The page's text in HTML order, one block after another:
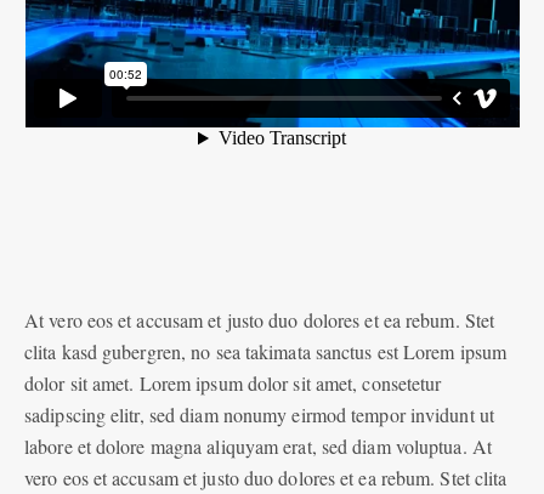
At vero eos et accusam et justo duo dolores et ea rebum. Stet
clita kasd gubergren, no sea takimata sanctus est Lorem ipsum
dolor sit amet. Lorem ipsum dolor sit amet, consetetur
sadipscing elitr, sed diam nonumy eirmod tempor invidunt ut
labore et dolore magna aliquyam erat, sed diam voluptua. At
vero eos et accusam et justo duo dolores et ea rebum. Stet clita